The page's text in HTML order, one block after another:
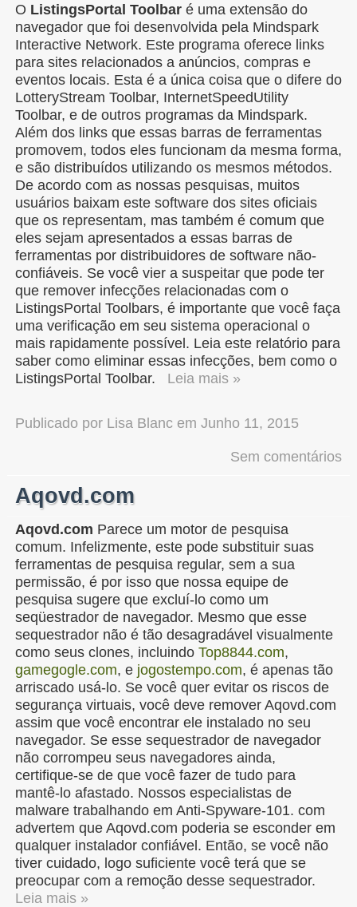
O ListingsPortal Toolbar é uma extensão do
navegador que foi desenvolvida pela Mindspark
Interactive Network. Este programa oferece links
para sites relacionados a anúncios, compras e
eventos locais. Esta é a única coisa que o difere do
LotteryStream Toolbar, InternetSpeedUtility
Toolbar, e de outros programas da Mindspark.
Além dos links que essas barras de ferramentas
promovem, todos eles funcionam da mesma forma,
e são distribuídos utilizando os mesmos métodos.
De acordo com as nossas pesquisas, muitos
usuários baixam este software dos sites oficiais
que os representam, mas também é comum que
eles sejam apresentados a essas barras de
ferramentas por distribuidores de software não-
confiáveis. Se você vier a suspeitar que pode ter
que remover infecções relacionadas com o
ListingsPortal Toolbars, é importante que você faça
uma verificação em seu sistema operacional o
mais rapidamente possível. Leia este relatório para
saber como eliminar essas infecções, bem como o
ListingsPortal Toolbar.
Leia mais »
Publicado por Lisa Blanc em Junho 11, 2015
Sem comentários
Aqovd.com
Aqovd.com Parece um motor de pesquisa
comum. Infelizmente, este pode substituir suas
ferramentas de pesquisa regular, sem a sua
permissão, é por isso que nossa equipe de
pesquisa sugere que excluí-lo como um
seqüestrador de navegador. Mesmo que esse
sequestrador não é tão desagradável visualmente
como seus clones, incluindo Top8844.com,
gamegogle.com, e jogostempo.com, é apenas tão
arriscado usá-lo. Se você quer evitar os riscos de
segurança virtuais, você deve remover Aqovd.com
assim que você encontrar ele instalado no seu
navegador. Se esse sequestrador de navegador
não corrompeu seus navegadores ainda,
certifique-se de que você fazer de tudo para
mantê-lo afastado. Nossos especialistas de
malware trabalhando em Anti-Spyware-101. com
advertem que Aqovd.com poderia se esconder em
qualquer instalador confiável. Então, se você não
tiver cuidado, logo suficiente você terá que se
preocupar com a remoção desse sequestrador.
Leia mais »